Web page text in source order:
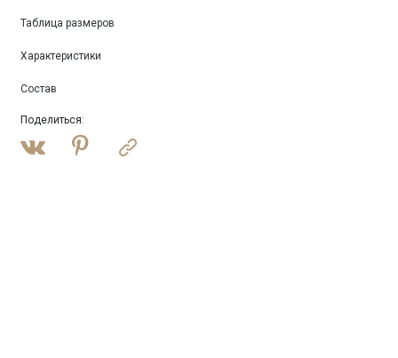
Таблица размеров
Характеристики
Состав
Поделиться: